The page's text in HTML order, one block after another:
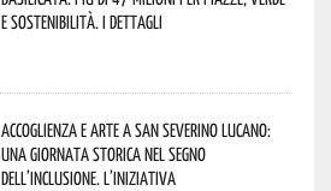
e sostenibilità. I dettagli
Accoglienza e arte a San Severino Lucano:
una giornata storica nel segno
dell’inclusione. L’iniziativa